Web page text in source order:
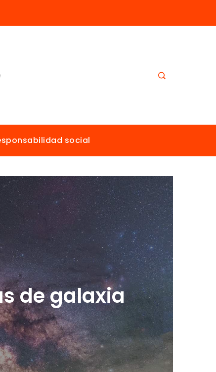
social
de galaxia